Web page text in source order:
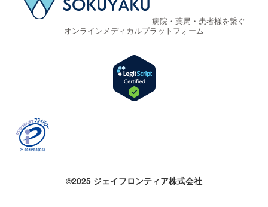
病院・薬局・患者様を繋ぐ
オンラインメディカルプラットフォーム
©2025 ジェイフロンティア株式会社